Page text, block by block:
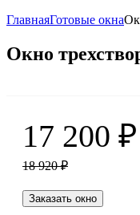
ГлавнаяГотовые окна
Окно
17 200 ₽
18 920₽
Заказать окно